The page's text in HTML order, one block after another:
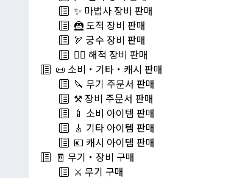
✨ 마법사 장비 판매
🦹 도적 장비 판매
🏹 궁수 장비 판매
🏴‍☠️ 해적 장비 판매
📜 소비・기타・캐시 판매
🔪 무기 주문서 판매
⚒️ 장비 주문서 판매
🍼 소비 아이템 판매
🎸 기타 아이템 판매
💶 캐시 아이템 판매
🧾 무기・장비 구매
⚔️ 무기 구매